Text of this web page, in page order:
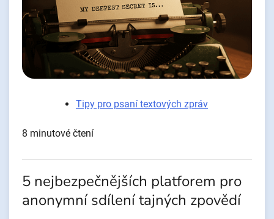
Tipy pro psaní textových zpráv
8 minutové čtení
5 nejbezpečnějších platforem pro
anonymní sdílení tajných zpovědí